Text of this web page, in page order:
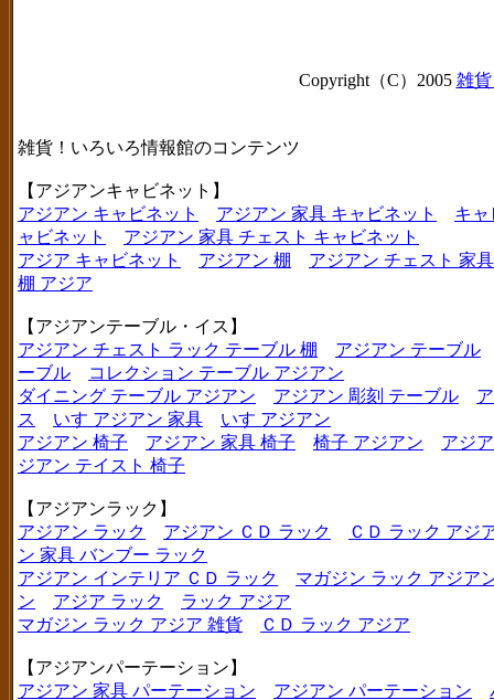
Copyright（C）2005 雑
雑貨！いろいろ情報館のコンテンツ
【アジアンキャビネット】
アジアン キャビネット
アジアン 家具 キャビネット
キャ
ャビネット
アジアン 家具 チェスト キャビネット
アジア キャビネット
アジアン 棚
アジアン チェスト 家
棚 アジア
【アジアンテーブル・イス】
アジアン チェスト ラック テーブル 棚
アジアン テーブル
ーブル
コレクション テーブル アジアン
ダイニング テーブル アジアン
アジアン 彫刻 テーブル
ス
いす アジアン 家具
いす アジアン
アジアン 椅子
アジアン 家具 椅子 椅子 アジアン
アジ
ジアン テイスト 椅子
【アジアンラック】
アジアン ラック
アジアン ＣＤ ラック
ＣＤ ラック アジ
ン 家具 バンブー ラック
アジアン インテリア ＣＤ ラック
マガジン ラック アジア
ン
アジア ラック
ラック アジア
マガジン ラック アジア 雑貨
ＣＤ ラック アジア
【アジアンパーテーション】
アジアン 家具 パーテーション
アジアン パーテーション